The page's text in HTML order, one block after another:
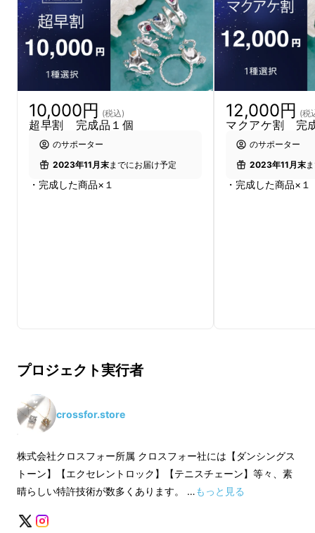
にジュエリーの製造・卸を行うジュエリーメー
カーです。創業は1980年。『世界中の人々の
たジュエリーを創造し、提供し続ける』という
10,000円 (税込)
超早割 完成品１個
のサポーター
2023年11月末までにお届け予定
・完成した商品×１
12,000円 (税
マクアケ割 完
のサポーター
2023年11月末
・完成した商品×１
プロジェクト実行者
crossfor.store
株式会社クロスフォー所属 クロスフォー社には【ダンシングス
トーン】【エクセレントロック】【テニスチェーン】等々、素
晴らしい特許技術が数多くあります。 …もっと見る